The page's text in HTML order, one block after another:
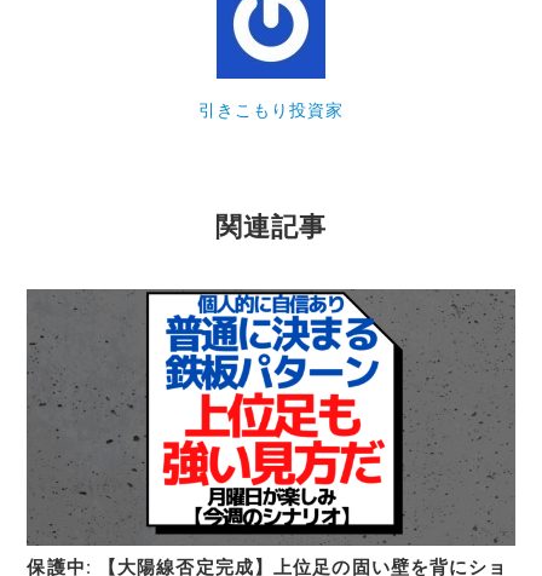
引きこもり投資家
関連記事
保護中: 【大陽線否定完成】上位足の固い壁を背にショ